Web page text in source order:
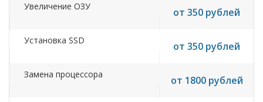
Увеличение ОЗУ от 350 рублей
Установка SSD от 350 рублей
Замена процессора от 1800 рублей